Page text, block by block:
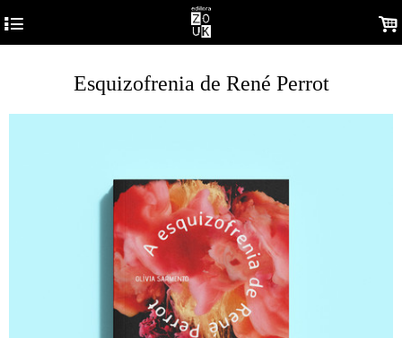
4 .
Esquizofrenia de René Perrot